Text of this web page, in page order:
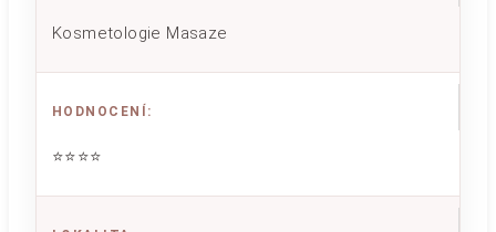
Kosmetologie Masaze
HODNOCENÍ :
⭐⭐⭐⭐